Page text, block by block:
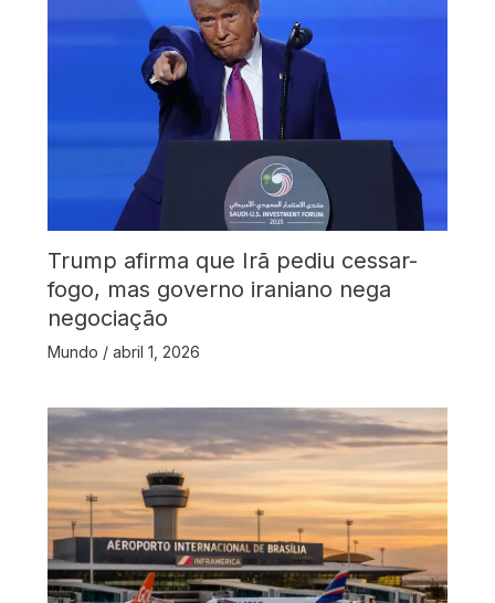
Trump afirma que Irã pediu cessar-
fogo, mas governo iraniano nega
negociação
Mundo / abril 1, 2026